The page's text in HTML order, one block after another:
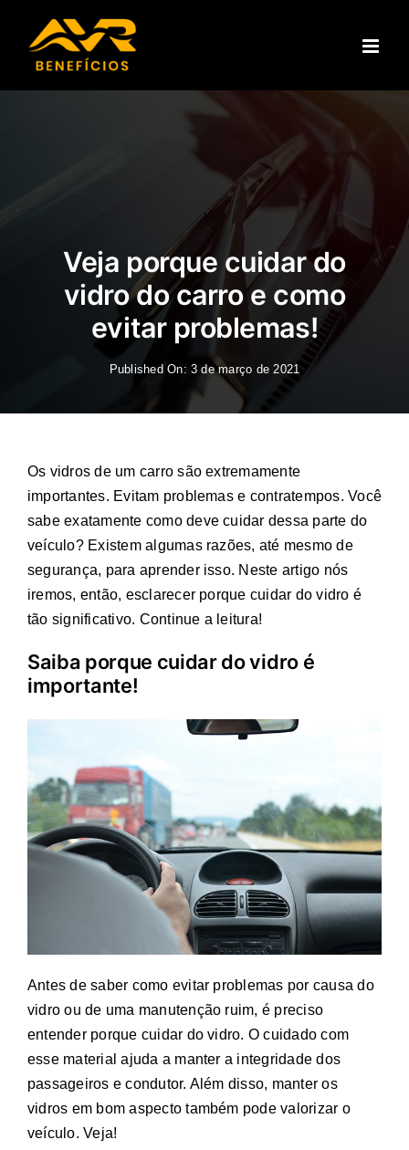
Veja porque cuidar do
vidro do carro e como
evitar problemas!
Published On: 3 de março de 2021
Os vidros de um carro são extremamente
importantes. Evitam problemas e contratempos. Você
sabe exatamente como deve cuidar dessa parte do
veículo? Existem algumas razões, até mesmo de
segurança, para aprender isso. Neste artigo nós
iremos, então, esclarecer porque cuidar do vidro é
tão significativo. Continue a leitura!
Saiba porque cuidar do vidro é
importante!
Antes de saber como evitar problemas por causa do
vidro ou de uma manutenção ruim, é preciso
entender porque cuidar do vidro. O cuidado com
esse material ajuda a manter a integridade dos
passageiros e condutor. Além disso, manter os
vidros em bom aspecto também pode valorizar o
veículo. Veja!